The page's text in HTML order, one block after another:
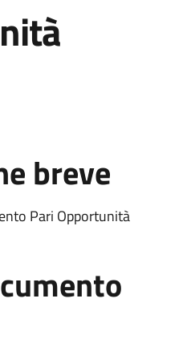
breve
Pari Opportunità